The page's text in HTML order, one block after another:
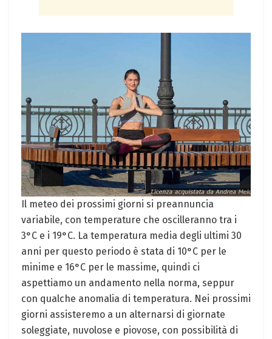
Il meteo dei prossimi giorni si preannuncia
variabile, con temperature che oscilleranno tra i
3°C e i 19°C. La temperatura media degli ultimi 30
anni per questo periodo è stata di 10°C per le
minime e 16°C per le massime, quindi ci
aspettiamo un andamento nella norma, seppur
con qualche anomalia di temperatura. Nei prossimi
giorni assisteremo a un alternarsi di giornate
soleggiate, nuvolose e piovose, con possibilità di